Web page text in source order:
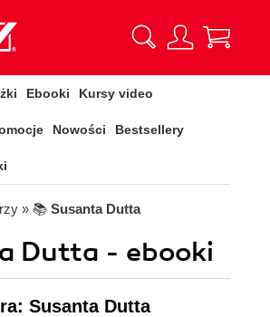
Ebooki Kursy video
Nowości Bestsellery
» 📚 Susanta Dutta
Dutta - ebooki
Susanta Dutta